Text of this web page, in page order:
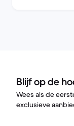
Blijf op de
Wees als de
exclusieve